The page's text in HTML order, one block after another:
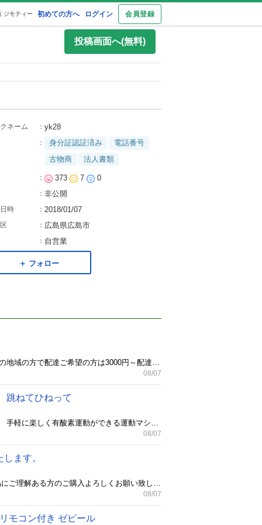
初めての方へ ログイン 会員登録
ジモティー
投稿画面へ(無料)
ネーム ： yk28
： 身分証認証済み
電話番号
古物商
法人書類
： 373 7 0
： 非公開
時 ： 2018/01/07
： 広島県広島市
： 自営業
＋ フォロー
安佐南区内でしたらお日にち時間帯が合えば無料で配達いたします。 よろしくお願いいたします。 それ以外の地域の方で配達ご希望の方は3000円～配達いたしますのでお気軽にお問い合わせください。 当方買取もしています。 アウトドア用品 釣り具 時計 家電 バイク 壊れたものなどなんでも買い取れるものは買い取ります。 買取価格には自信あります。
08/07
ねてひねって
VERTEX/株式会社 ヴァルテックス ダンシングクイーン XDD-001 販売価格 24,800円（税抜価格22,546円） 手軽に楽しく有酸素運動ができる運動マシン「ダンシングクイーン」。 ハンドルを掴んで下半身を中心に動かしたり、ハンドルから手を離して 下半身まで動かしたりと、老若男女、 普段あまり運動しない人から日頃身体を動かしている人まで 自分に合った使い方ができます。 左右にひねる動きがお腹まわりにアプローチ！ 理想のくびれを目指しましょう。 天気や気温などに左右されることなく、 自分のペースで好きな時間に室内で有酸素運動ができるため続けやすく、 ダイエットや運動不足解消に最適です。 跳ねてひねって楽しく長続き！ 室内で手軽に有酸素運動ができる新しい運動マシン 組み立て簡単 キャスター付きで移動が簡単 スマホホルダーとLEDライトが付いて 楽しく運動が続けられる 品名ダンシングクイーン JAN4582292683346 電源アルカリ単三乾電池×3個（テスト用電池付属） 寸法約W41×L55×H94〜115cm 質量約9.5kg 材質本体：鉄 ステップ台：PP ハンドルグリップ：EVA スマホホルダー：ABS 耐荷重90kg以下
08/07
ます。
傷や汚れなどもあるかと思います。 写真でご判断ください。 動作確認済みです。 簡易清掃してますが中古品にご理解ある方のご購入よろしくお願い致します。 安佐南区内でしたお日にち時間帯が合えば家の前まで無料で配達いたします。 よろしくお願いいたします。 それ以外の地域の方で配達ご希望の方は3000円～配達いたしますのでお気軽にお問い合わせください。 ※古い洗濯機や冷蔵庫の処分などもお気軽にご相談ください。 当方買取もしています。 アウトドア用品 釣り具 時計 家電 バイク 工具 おもちゃ 壊れたものなどなんでも買い取れるものは買い取ります。 買取価格には自信あります。 お気軽にご相談下さい。 商品の寸法 50奥行き x 54.9幅 x 121.5高さ cm ブランド アイリスオーヤマ(IRIS OHYAMA) 容量 142 リットル 設定 右開き シンプルかつスタイリッシュ。 幅50cmのスリムボディでワンルームマンションにもおすすめの冷蔵庫です。 見た目はスッキリ、庫内は広々大容量。 【大容量で整理もしやすい冷蔵室】 可動式のガラス棚やケース、ドアポケット付きで庫内をすっきり整理できます。 ドアポケットには卵や2Lペットボトル、1L牛乳パックが入って収納力抜群。 クリアケースには、かさばる野菜や果物などをまとめて収納。 【引き出し式の冷凍庫】 中が見えて取り出しやすい、透明引き出し付き 必要な引き出しだけを開けるので冷気が逃げにくい。 3段の引き出しに冷凍食品も作り置きのおかずもまとめて収納。 LED庫内灯、温度調節6段階つまみ付き。 約28dBの静音設計で、生活空間に置いても音が気にならないほど静か。 ※騒音値の目安：20dB/木の葉の触れ合う音、30dB/ささやき声、深夜の住宅街 省エネ基準達成率103％。※目標年度2021年度 市販の転倒防止ベルトを取り付けて、壁に固定できます。 6063
08/07
コン付き ゼピール